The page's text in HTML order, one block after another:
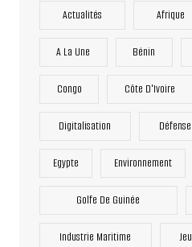
Actualités Afrique
A La Une Bénin
Congo Côte D'Ivoire
Digitalisation Défense
Egypte Environnement
Golfe De Guinée
Industrie Maritime Jeu